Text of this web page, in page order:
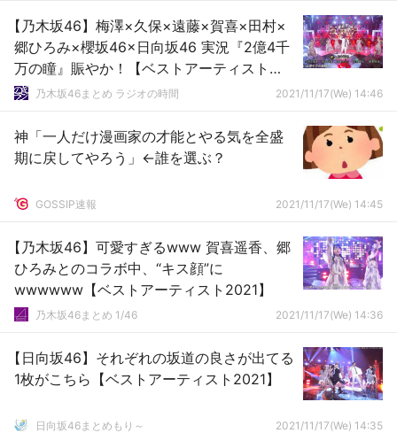
【乃木坂46】梅澤×久保×遠藤×賀喜×田村×
郷ひろみ×櫻坂46×日向坂46 実況『2億4千
万の瞳』賑やか！【ベストアーティスト
2021】乃木坂46まとめ ラジオの時間 2021/11/17(We) 14:46
神「一人だけ漫画家の才能とやる気を全盛
期に戻してやろう」←誰を選ぶ？
GOSSIP速報 2021/11/17(We) 14:45
【乃木坂46】可愛すぎるwww 賀喜遥香、郷
ひろみとのコラボ中、“キス顔”に
wwwwww【ベストアーティスト2021】
乃木坂46まとめ 1/46 2021/11/17(We) 14:36
【日向坂46】それぞれの坂道の良さが出てる
1枚がこちら【ベストアーティスト2021】
日向坂46まとめもり～ 2021/11/17(We) 14:35